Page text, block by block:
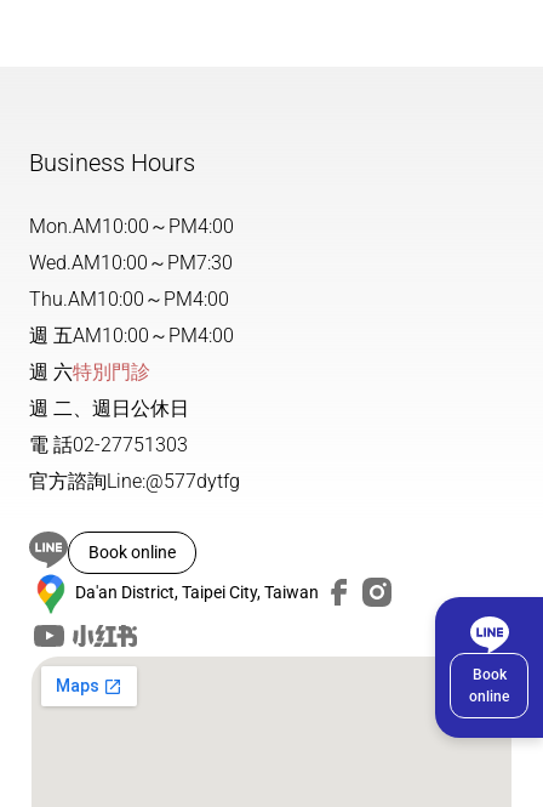
Business Hours
Mon.AM10:00～PM4:00
Wed.AM10:00～PM7:30
Thu.AM10:00～PM4:00
週 五AM10:00～PM4:00
週 六特別門診
週 二、週日公休日
電 話02-27751303
官方諮詢Line:@577dytfg
Book online
Da'an District, Taipei City, Taiwan
Book
online